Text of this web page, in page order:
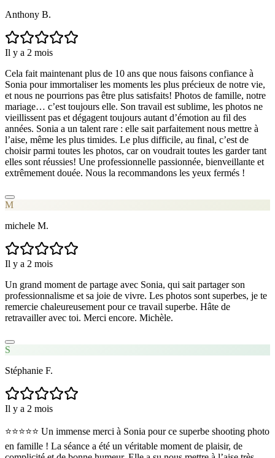
Anthony B.
Il y a 2 mois
Cela fait maintenant plus de 10 ans que nous faisons confiance à
Sonia pour immortaliser les moments les plus précieux de notre vie,
et nous ne pourrions pas être plus satisfaits! Photos de famille, notre
mariage… c’est toujours elle. Son travail est sublime, les photos ne
vieillissent pas et dégagent toujours autant d’émotion au fil des
années. Sonia a un talent rare : elle sait parfaitement nous mettre à
l’aise, même les plus timides. Le plus difficile, au final, c’est de
choisir parmi toutes les photos, car on voudrait toutes les garder tant
elles sont réussies! Une professionnelle passionnée, bienveillante et
extrêmement douée. Nous la recommandons les yeux fermés !
M
michele M.
Il y a 2 mois
Un grand moment de partage avec Sonia, qui sait partager son
professionnalisme et sa joie de vivre. Les photos sont superbes, je te
remercie chaleureusement pour ce travail superbe. Hâte de
retravailler avec toi. Merci encore. Michèle.
S
Stéphanie F.
Il y a 2 mois
⭐️⭐️⭐️⭐️⭐️ Un immense merci à Sonia pour ce superbe shooting photo
en famille ! La séance a été un véritable moment de plaisir, de